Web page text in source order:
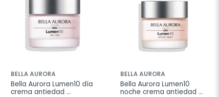
BELLA AURORA
Bella Aurora Lumen10 día
crema antiedad
BELLA AURORA
Bella Aurora Lumen10
noche crema antiedad